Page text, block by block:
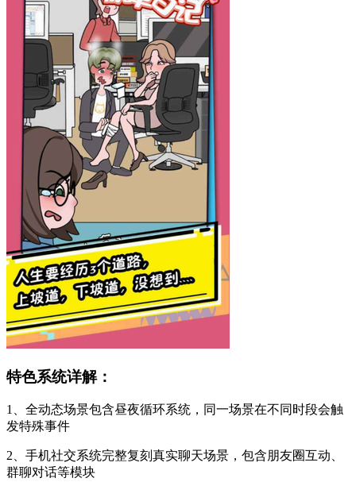
特色系统详解：
1、全动态场景包含昼夜循环系统，同一场景在不同时段会触
发特殊事件
2、手机社交系统完整复刻真实聊天场景，包含朋友圈互动、
群聊对话等模块